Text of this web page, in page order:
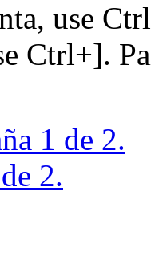
use
Ctrl+].
1 de 2.
2.